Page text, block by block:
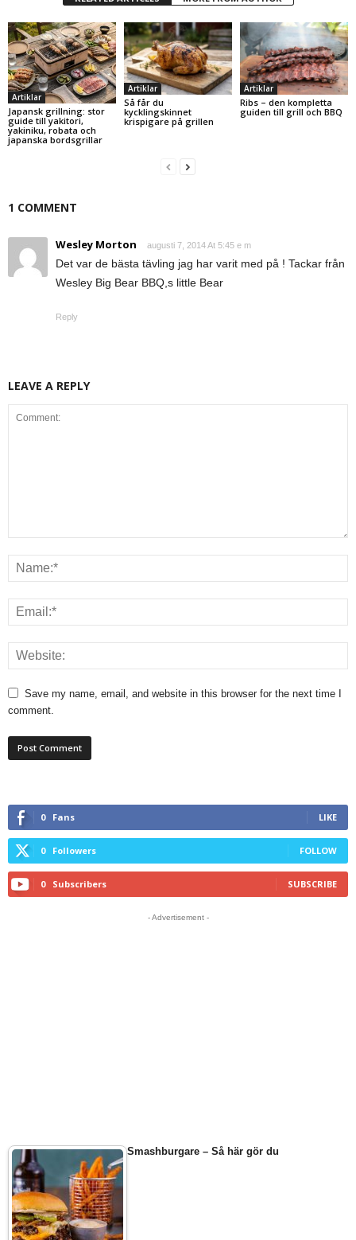
Artiklar
Japansk grillning: stor
guide till yakitori,
yakiniku, robata och
japanska bordsgrillar
Artiklar
Så får du
kycklingskinnet
krispigare på grillen
Artiklar
Ribs – den kompletta
guiden till grill och BBQ
1 COMMENT
Wesley Morton augusti 7, 2014 At 5:45 e m
Det var de bästa tävling jag har varit med på ! Tackar från
Wesley Big Bear BBQ,s little Bear
Reply
LEAVE A REPLY
Save my name, email, and website in this browser for the next time I
comment.
0 Fans LIKE
0 Followers FOLLOW
0 Subscribers SUBSCRIBE
- Advertisement -
Smashburgare – Så här gör du